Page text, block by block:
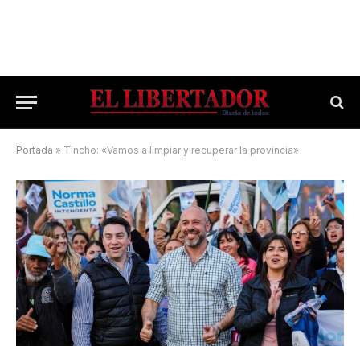
Portada » Tincho: «Vamos a limpiar y recuperar la provincia»